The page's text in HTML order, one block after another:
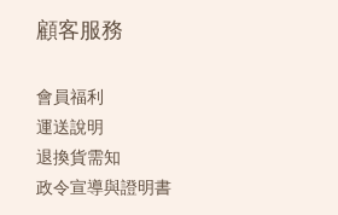
顧客服務
會員福利
運送說明
退換貨需知
政令宣導與證明書